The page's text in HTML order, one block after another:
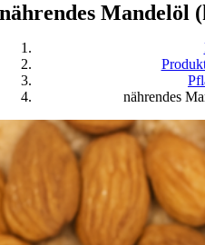
nährendes Mandelöl
nährendes